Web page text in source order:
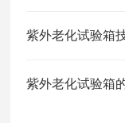
紫外老化试验箱
紫外老化试验箱